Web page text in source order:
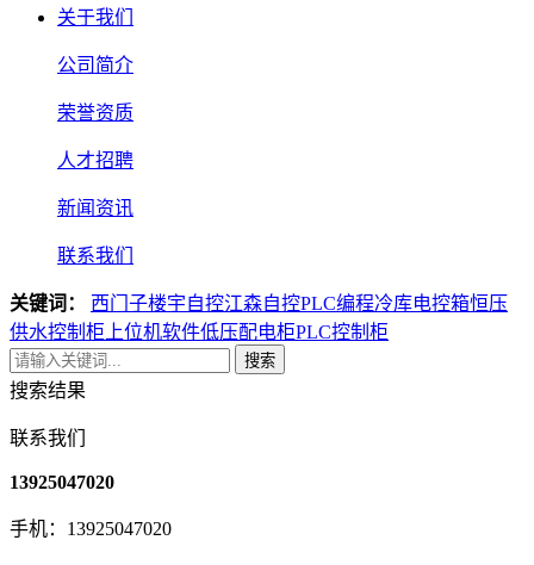
关于我们
公司简介
荣誉资质
人才招聘
新闻资讯
联系我们
关键词： 西门子楼宇自控江森自控PLC编程冷库电控箱恒压
供水控制柜 上位机软件低压配电柜PLC控制柜
搜索
搜索结果
联系我们
13925047020
手机：13925047020